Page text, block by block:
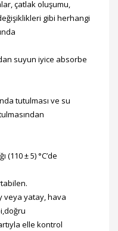
çatlak oluşumu,
gibi herhangi
suyun iyice absorbe
tutulması ve su
(110 ± 5) °C’de
veya yatay, hava
elle kontrol